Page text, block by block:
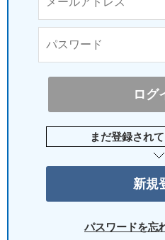
まだ登録され
パスワードを忘